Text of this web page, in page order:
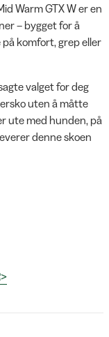
Warm GTX W er en
– bygget for å
komfort, grep eller
valget for deg
uten å måtte
ute med hunden, på
denne skoen